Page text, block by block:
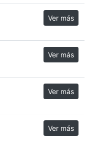
Ver más
Ver más
Ver más
Ver más